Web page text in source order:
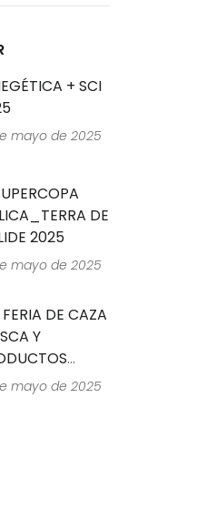
+ SCI
mayo de 2025
DE
2025
mayo de 2025
DE CAZA
Y
mayo de 2025